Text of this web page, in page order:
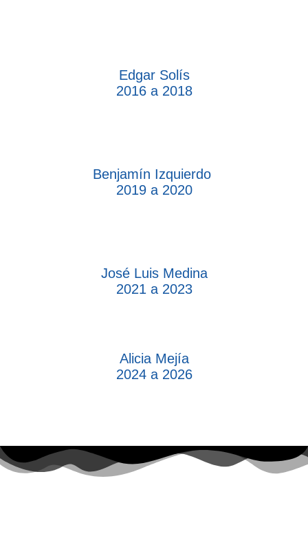
Edgar Solís
2016 a 2018
Benjamín Izquierdo
2019 a 2020
José Luis Medina
2021 a 2023
Alicia Mejía
2024 a 2026